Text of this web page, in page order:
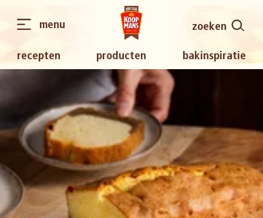
recepten producten bakinspiratie
zoeken
menu